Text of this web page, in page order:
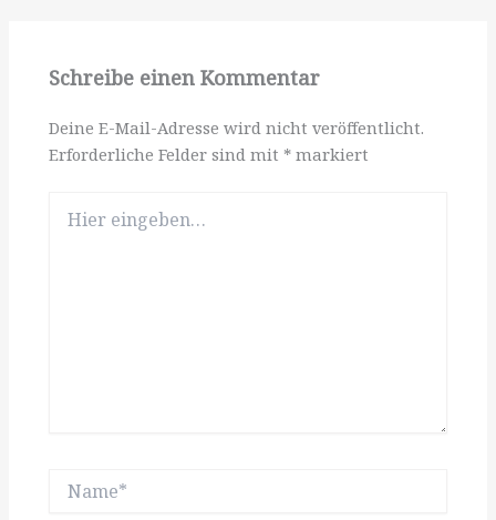
Schreibe einen Kommentar
Deine E-Mail-Adresse wird nicht veröffentlicht.
Erforderliche Felder sind mit * markiert
eingeben…